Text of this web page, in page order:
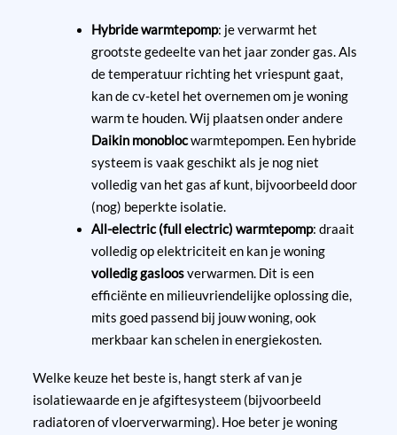
Hybride warmtepomp: je verwarmt het
grootste gedeelte van het jaar zonder gas. Als
de temperatuur richting het vriespunt gaat,
kan de cv-ketel het overnemen om je woning
warm te houden. Wij plaatsen onder andere
Daikin monoblocwarmtepompen. Een hybride
systeem is vaak geschikt als je nog niet
volledig van het gas af kunt, bijvoorbeeld door
(nog) beperkte isolatie.
All-electric (full electric) warmtepomp: draait
volledig op elektriciteit en kan je woning
volledig gasloosverwarmen. Dit is een
efficiënte en milieuvriendelijke oplossing die,
mits goed passend bij jouw woning, ook
merkbaar kan schelen in energiekosten.
Welke keuze het beste is, hangt sterk af van je
isolatiewaarde en je afgiftesysteem (bijvoorbeeld
radiatoren of vloerverwarming). Hoe beter je woning